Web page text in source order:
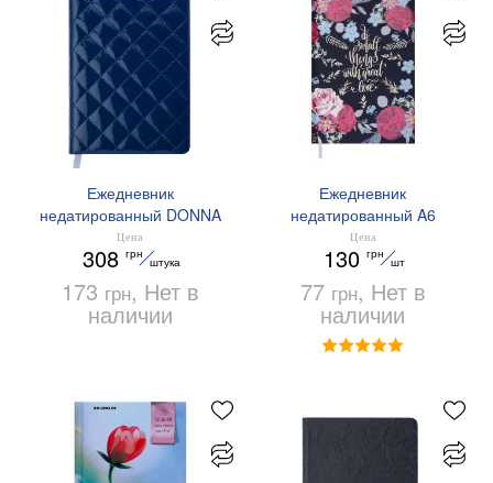
Ежедневник
недатированный DONNA
A6 Buromax BM.2616
Цена
308 грн
штука
173 грн, Нет в
наличии
Ежедневник
недатированный A6
FATTORE Buromax
BM.2619
Цена
130 грн
шт
77 грн, Нет в
наличии